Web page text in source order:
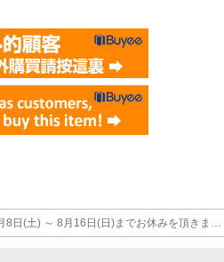
8日(土) ～ 8月16日(日)までお休みを頂きま